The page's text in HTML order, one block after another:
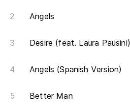
Angels
Desire (feat. Laura Pausini)
Angels (Spanish Version)
Better Man